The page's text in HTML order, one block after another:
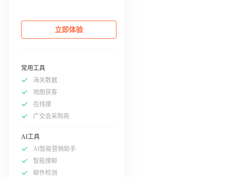
立即体验
常用工具
海关数据
地图获客
在线搜
广交会采购商
AI工具
AI智能营销助手
智能搜邮
邮件检测